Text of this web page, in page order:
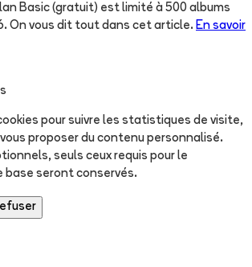
Basic (gratuit) est limité à 500 albums
On vous dit tout dans cet article. En savoir
pour suivre les statistiques de visite,
proposer du contenu personnalisé.
seuls ceux requis pour le
seront conservés.